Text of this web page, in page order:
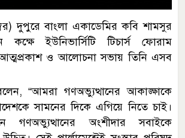
দুপুরে বাংলা একাডেমির কবি শামসুর
কক্ষে ইউনিভার্সিটি টিচার্স ফোরাম
ও আলোচনা সভায় তিনি এসব
“আমরা গণঅভ্যুত্থানের আকাঙ্ক্ষাকে
সামনের দিকে এগিয়ে নিতে চাই।
গণঅভ্যুত্থানের অংশীদার সবাইকে